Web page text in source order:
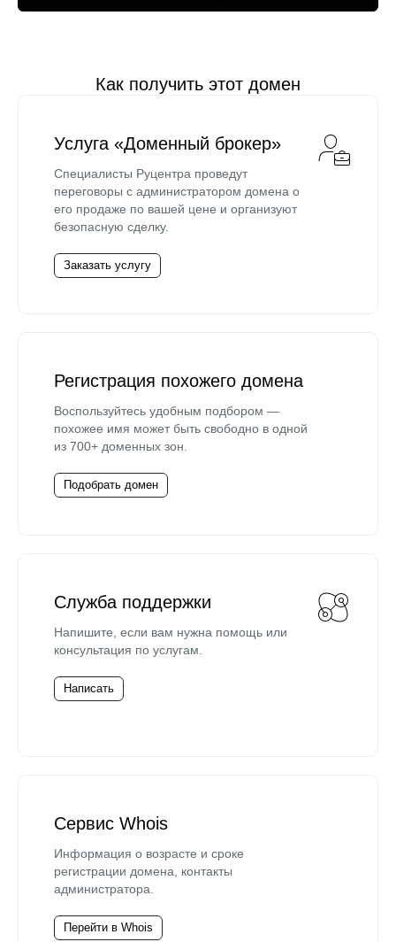
Как получить этот домен
Услуга «Доменный брокер»
Специалисты Руцентра проведут
переговоры с администратором домена о
его продаже по вашей цене и организуют
безопасную сделку.
Заказать услугу
Регистрация похожего домена
Воспользуйтесь удобным подбором —
похожее имя может быть свободно в одной
из 700+ доменных зон.
Подобрать домен
Служба поддержки
Напишите, если вам нужна помощь или
консультация по услугам.
Написать
Сервис Whois
Информация о возрасте и сроке
регистрации домена, контакты
администратора.
Перейти в Whois